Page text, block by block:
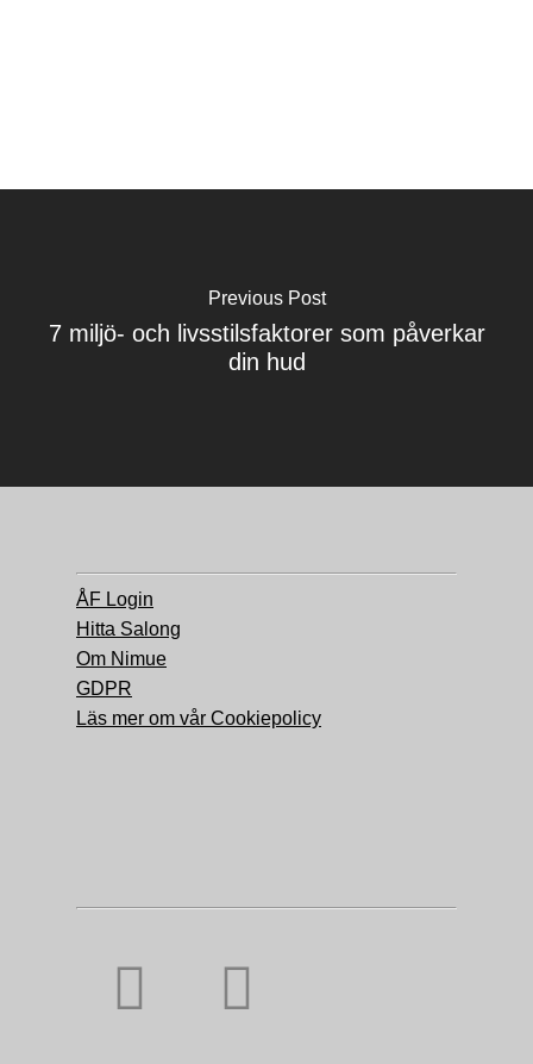
Previous Post
7 miljö- och livsstilsfaktorer som påverkar
din hud
ÅF Login
Hitta Salong
Om Nimue
GDPR
Läs mer om vår Cookiepolicy